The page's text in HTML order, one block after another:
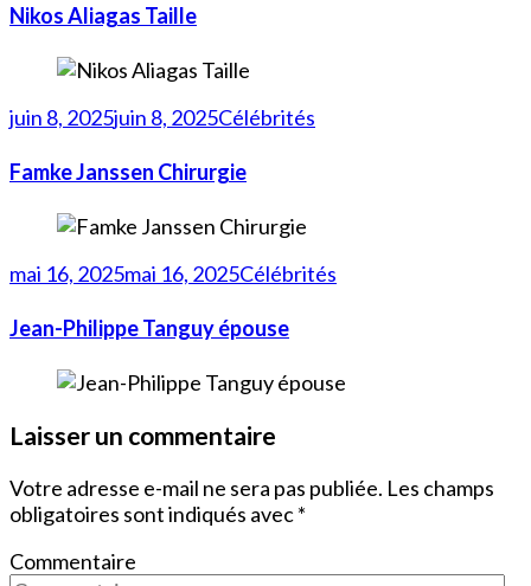
Nikos Aliagas Taille
juin 8, 2025juin 8, 2025Célébrités
Famke Janssen Chirurgie
mai 16, 2025mai 16, 2025Célébrités
Jean-Philippe Tanguy épouse
Laisser un commentaire
Votre adresse e-mail ne sera pas publiée. Les champs
obligatoires sont indiqués avec*
Commentaire